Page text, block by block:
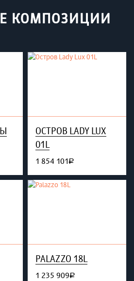
КОМПОЗИЦИИ
ОСТРОВ LADY LUX
01L
1 854 101руб.
PALAZZO 18L
1 235 909руб.